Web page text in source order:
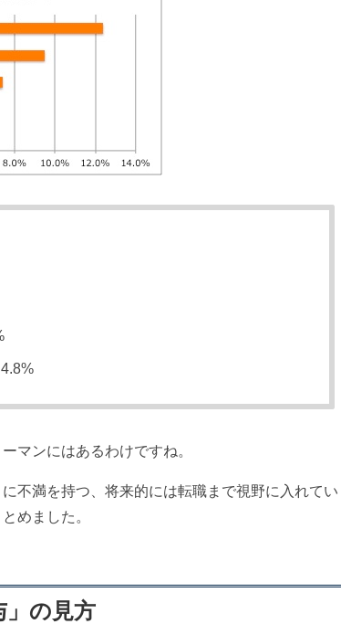
マンにはあるわけですね。
不満を持つ、将来的には転職まで視野に入れてい
めました。
」の見方